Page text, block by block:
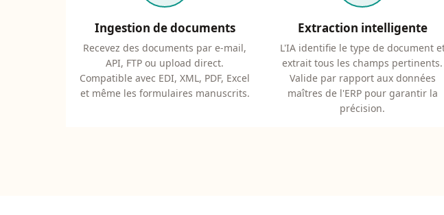
Ingestion de documents
Recevez des documents par e-mail,
API, FTP ou upload direct.
Compatible avec EDI, XML, PDF, Excel
et même les formulaires manuscrits.
Extraction intelligente
L'IA identifie le type de document
extrait tous les champs pertinents.
Valide par rapport aux données
maîtres de l'ERP pour garantir la
précision.